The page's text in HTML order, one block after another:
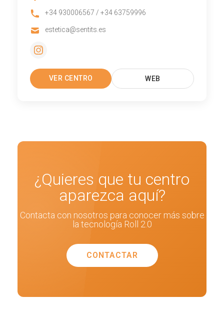
+34 930006567 / +34 63759996
estetica@sentits.es
VER CENTRO WEB
¿Quieres que tu centro
aparezca aquí?
Contacta con nosotros para conocer más sobre
la tecnología Roll 2.0
CONTACTAR